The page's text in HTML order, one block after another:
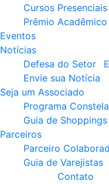
Cursos Presenciais
Prêmio
Eventos
Notícias
Defesa do Setor
Envie sua Notícia
Seja um Associado
Programa
Guia de Shoppings
Parceiros
Parceiro
Guia de Varejistas
Contato